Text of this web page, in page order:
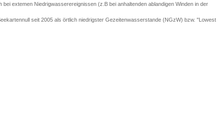
extemen Niedrigwasserereignissen (z.B bei anhaltenden ablandigen Winden in der
seit 2005 als örtlich niedrigster Gezeitenwasserstande (NGzW) bzw. "Lowest